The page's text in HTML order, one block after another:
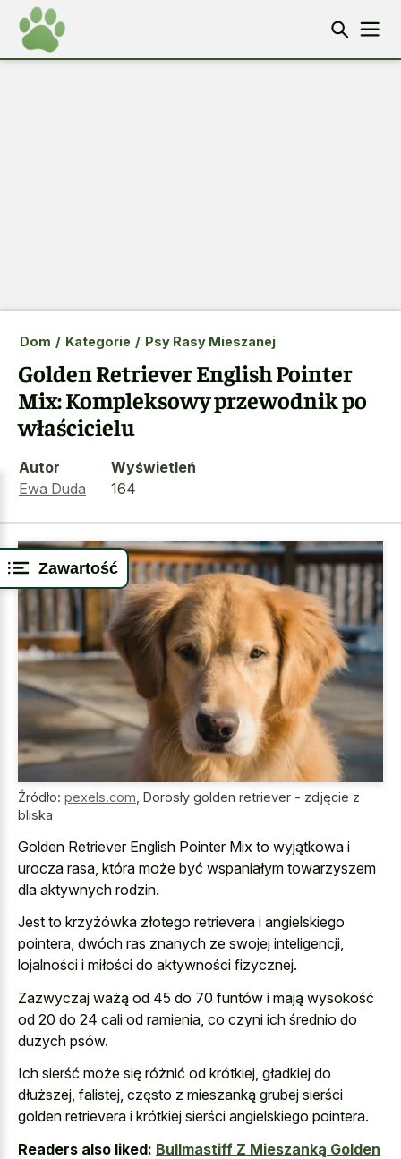
Zawartość
Dom / Kategorie / Psy Rasy Mieszanej
Golden Retriever English Pointer
Mix: Kompleksowy przewodnik po
właścicielu
Autor
Ewa Duda
Wyświetleń
164
Źródło: pexels.com Dorosły golden retriever - zdjęcie z
bliska
Golden Retriever English Pointer Mix to wyjątkowa i
urocza rasa, która może być wspaniałym towarzyszem
dla aktywnych rodzin.
Jest to krzyżówka złotego retrievera i angielskiego
pointera, dwóch ras znanych ze swojej inteligencji,
lojalności i miłości do aktywności fizycznej.
Zazwyczaj ważą od 45 do 70 funtów i mają wysokość
od 20 do 24 cali od ramienia, co czyni ich średnio do
dużych psów.
Ich sierść może się różnić od krótkiej, gładkiej do
dłuższej, falistej, często z mieszanką grubej sierści
golden retrievera i krótkiej sierści angielskiego pointera.
Readers also liked: Bullmastiff Z Mieszanką Golden